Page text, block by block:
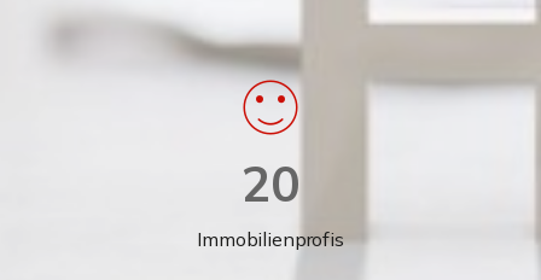
20
Immobilienprofis